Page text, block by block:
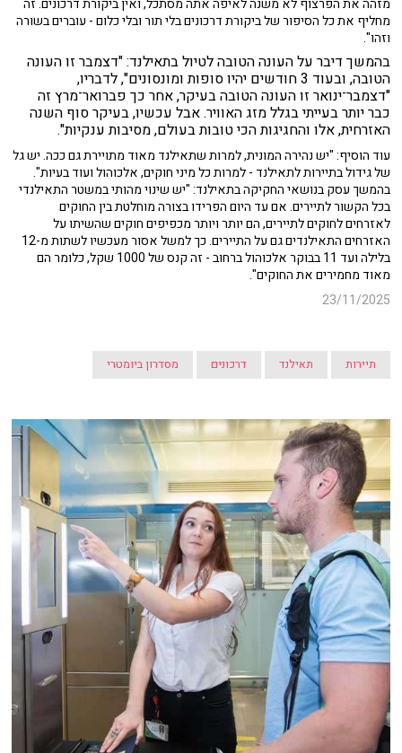
מחליף את כל הסיפור של ביקורת דרכונים בלי תור ובלי כלום - עוברים בשורה
וזהו".
בהמשך דיבר על העונה הטובה לטיול בתאילנד: "דצמבר זו העונה
הטובה, ובעוד 3 חודשים יהיו סופות ומונסונים", לדבריו,
"דצמבר־ינואר זו העונה הטובה בעיקר, אחר כך פברואר־מרץ זה
כבר יותר בעייתי בגלל מזג האוויר. אבל עכשיו, בעיקר סוף השנה
האזרחית, אלו והחגיגותהכיטובות בעולם, מסיבות ענקיות".
עוד הוסיף: "יש נהירה המונית, למרות שתאילנד מאוד מתויירת גם ככה. יש גל
של גידול בתיירות לתאילנד - למרות כל מיני חוקים, אלכוהול ועוד בעיות".
בהמשך עסק בנושאי החקיקה בתאילנד: "יש שינוי מהותי במשטר התאילנדי
בכל הקשור לתיירים. אם עד היום הפרידו בצורה מוחלטת בין החוקים
לאזרחים לחוקים לתיירים, הם יותר ויותר מכפיפים חוקים שהשיתו על
האזרחים התאילנדים גם על התיירים. כך למשל אסור מעכשיו לשתות מ-12
בלילה ועד 11 בבוקר אלכוהול ברחוב - זה קנס של 1000 שקל, כלומר הם
מאוד מחמירים את החוקים".
23/11/2025
תיירות תאילנד דרכונים מסדרון ביומטרי